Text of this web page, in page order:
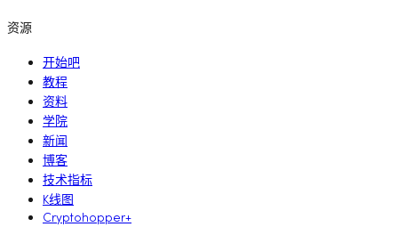
资源
开始吧
教程
资料
学院
新闻
博客
技术指标
K线图
Cryptohopper+